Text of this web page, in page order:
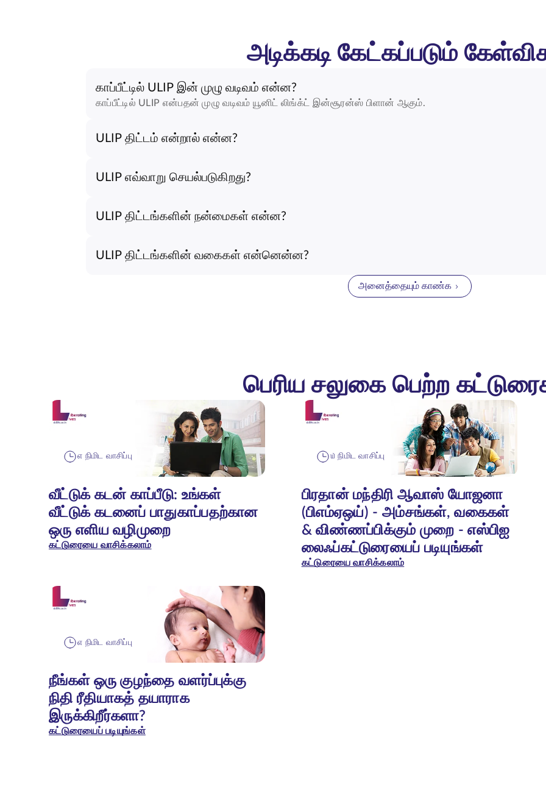
அடிக்கடி கேட்கப்படும்
காப்பீட்டில் ULIP இன் முழு வடிவம் என்ன?
காப்பீட்டில் ULIP என்பதன் முழு வடிவம் யூனிட் லிங்க்ட் இன்சூரன்ஸ் பிளான் ஆகும்.
ULIP திட்டம் என்றால் என்ன?
ULIP எவ்வாறு செயல்படுகிறது?
ULIP திட்டங்களின் நன்மைகள் என்ன?
ULIP திட்டங்களின் வகைகள் என்னென்ன?
அனைத்தையும் காண்க
பெரிய சலுகை பெற்ற
௭ நிமிட வாசிப்பு
வீட்டுக் கடன் காப்பீடு: உங்கள்
வீட்டுக் கடனைப் பாதுகாப்பதற்கான
ஒரு எளிய வழிமுறை
கட்டுரையை வாசிக்கலாம்
௰ நிமிட வாசிப்பு
பிரதான் மந்திரி ஆவாஸ் யோஜனா
(பிஎம்ஏஒய்) - அம்சங்கள், வகைகள்
& விண்ணப்பிக்கும் முறை - எஸ்பிஐ
லைஃப்கட்டுரையைப் படியுங்கள்
கட்டுரையை வாசிக்கலாம்
௭ நிமிட வாசிப்பு
நீங்கள் ஒரு குழந்தை வளர்ப்புக்கு
நிதி ரீதியாகத் தயாராக
இருக்கிறீர்களா?
கட்டுரையைப் படியுங்கள்